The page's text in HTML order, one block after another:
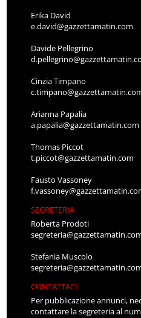
Erika David
e.david@gazzettamatin.com
Davide Pellegrino
Cinzia Timpano
Arianna Papalia
a.papalia@gazzettamatin.com
Thomas Piccot
t.piccot@gazzettamatin.com
Fausto Vassoney
SEGRETERIA
Roberta Prodoti
Stefania Muscolo
CONTATTACI
Per pubblicazione annunci,
contattare la segreteria al